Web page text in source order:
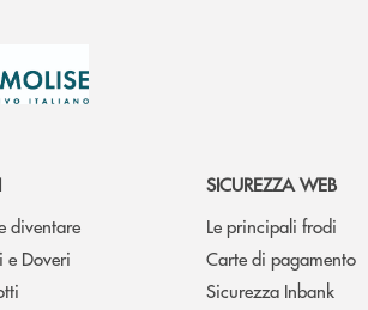
diventare
e Doveri
SICUREZZA WEB
Le principali frodi
Carte di pagamento
Sicurezza Inbank